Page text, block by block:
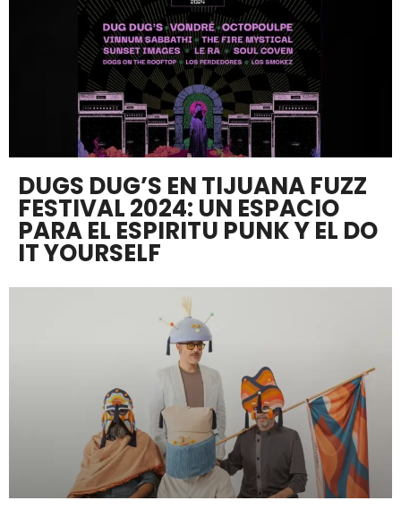
DUGS DUG’S EN TIJUANA FUZZ
FESTIVAL 2024: UN ESPACIO
PARA EL ESPIRITU PUNK Y EL DO
IT YOURSELF